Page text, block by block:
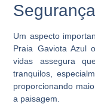
Um aspecto
Praia Gaviota Azul
vidas assegura
tranquilos,
proporcionando
a paisagem.